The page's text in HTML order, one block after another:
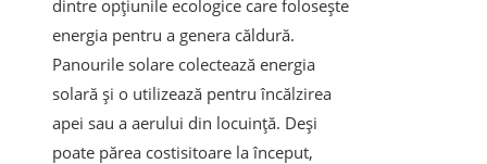
dintre opțiunile ecologice care folosește
energia pentru a genera căldură.
Panourile solare colectează energia
solară și o utilizează pentru încălzirea
apei sau a aerului din locuință. Deși
poate părea costisitoare la început,